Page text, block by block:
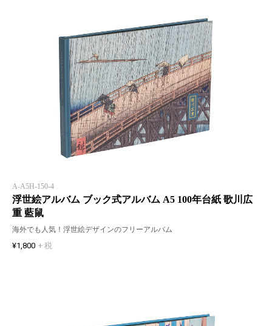
A-A5H-150-4
浮世絵アルバム ブック式アルバム A5 100年台紙 歌川広
重 藍鼠
海外でも人気！浮世絵デザインのフリーアルバム
¥1,800 + 税